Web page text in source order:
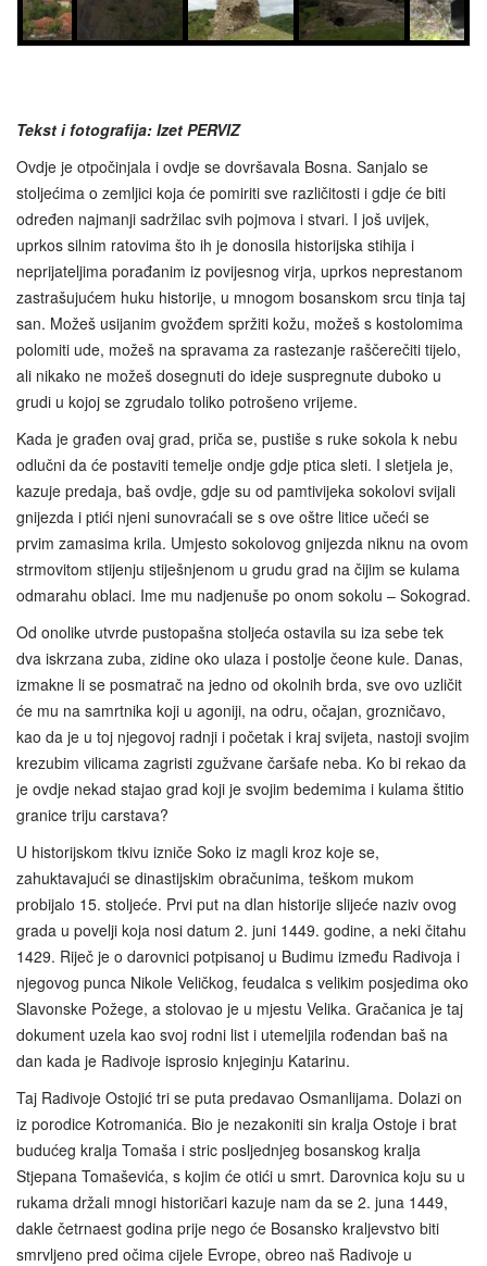
Tekst i fotografija: Izet PERVIZ
Ovdje je otpočinjala i ovdje se dovršavala Bosna. Sanjalo se
stoljećima o zemljici koja će pomiriti sve različitosti i gdje će biti
određen najmanji sadržilac svih pojmova i stvari. I još uvijek,
uprkos silnim ratovima što ih je donosila historijska stihija i
neprijateljima porađanim iz povijesnog virja, uprkos neprestanom
zastrašujućem huku historije, u mnogom bosanskom srcu tinja taj
san. Možeš usijanim gvožđem spržiti kožu, možeš s kostolomima
polomiti ude, možeš na spravama za rastezanje raščerečiti tijelo,
ali nikako ne možeš dosegnuti do ideje suspregnute duboko u
grudi u kojoj se zgrudalo toliko potrošeno vrijeme.
Kada je građen ovaj grad, priča se, pustiše s ruke sokola k nebu
odlučni da će postaviti temelje ondje gdje ptica sleti. I sletjela je,
kazuje predaja, baš ovdje, gdje su od pamtivijeka sokolovi svijali
gnijezda i ptići njeni sunovraćali se s ove oštre litice učeći se
prvim zamasima krila. Umjesto sokolovog gnijezda niknu na ovom
strmovitom stijenju stiješnjenom u grudu grad na čijim se kulama
odmarahu oblaci. Ime mu nadjenuše po onom sokolu – Sokograd.
Od onolike utvrde pustopašna stoljeća ostavila su iza sebe tek
dva iskrzana zuba, zidine oko ulaza i postolje čeone kule. Danas,
izmakne li se posmatrač na jedno od okolnih brda, sve ovo uzličit
će mu na samrtnika koji u agoniji, na odru, očajan, grozničavo,
kao da je u toj njegovoj radnji i početak i kraj svijeta, nastoji svojim
krezubim vilicama zagristi zgužvane čaršafe neba. Ko bi rekao da
je ovdje nekad stajao grad koji je svojim bedemima i kulama štitio
granice triju carstava?
U historijskom tkivu izniče Soko iz magli kroz koje se,
zahuktavajući se dinastijskim obračunima, teškom mukom
probijalo 15. stoljeće. Prvi put na dlan historije slijeće naziv ovog
grada u povelji koja nosi datum 2. juni 1449. godine, a neki čitahu
1429. Riječ je o darovnici potpisanoj u Budimu između Radivoja i
njegovog punca Nikole Veličkog, feudalca s velikim posjedima oko
Slavonske Požege, a stolovao je u mjestu Velika. Gračanica je taj
dokument uzela kao svoj rodni list i utemeljila rođendan baš na
dan kada je Radivoje isprosio knjeginju Katarinu.
Taj Radivoje Ostojić tri se puta predavao Osmanlijama. Dolazi on
iz porodice Kotromanića. Bio je nezakoniti sin kralja Ostoje i brat
budućeg kralja Tomaša i stric posljednjeg bosanskog kralja
Stjepana Tomaševića, s kojim će otići u smrt. Darovnica koju su u
rukama držali mnogi historičari kazuje nam da se 2. juna 1449,
dakle četrnaest godina prije nego će Bosansko kraljevstvo biti
smrvljeno pred očima cijele Evrope, obreo naš Radivoje u